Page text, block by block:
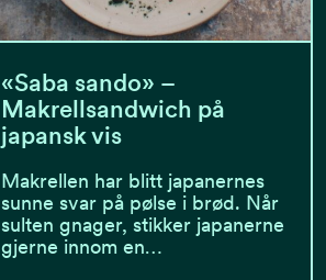
«Saba sando» –
Makrellsandwich på
japansk vis
Makrellen har blitt japanernes
sunne svar på pølse i brød. Når
sulten gnager, stikker japanerne
gjerne innom en…